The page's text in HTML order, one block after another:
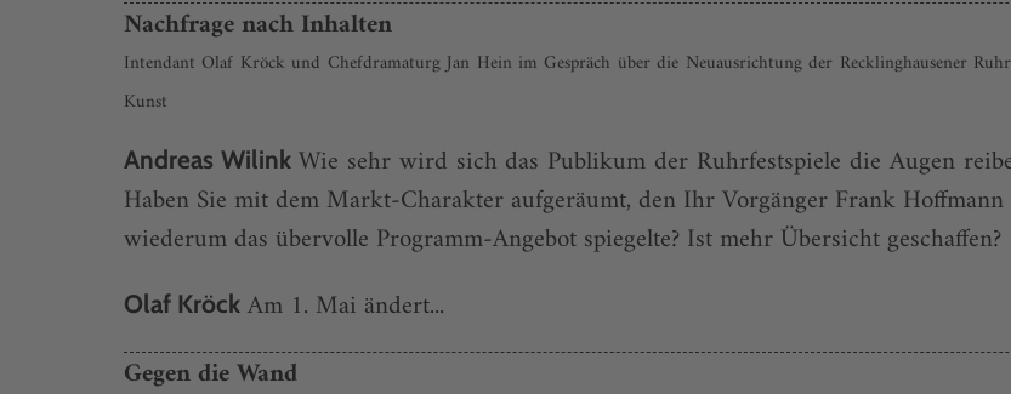
Nachfrage nach Inhalten
Intendant Olaf Kröck und Chefdramaturg Jan Hein im Gespräch über die Neuausrichtung der Recklinghausener
Kunst
Andreas Wilink Wie sehr wird sich das Publikum der Ruhrfestspiele die Augen
Haben Sie mit dem Markt-Charakter aufgeräumt, den Ihr Vorgänger Frank
wiederum das übervolle Programm-Angebot spiegelte? Ist mehr Übersicht geschaffen?
Olaf Kröck Am 1. Mai ändert...
Gegen die Wand